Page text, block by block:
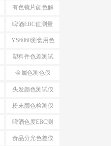
方案
有色镜片颜色解
决方案
啤酒EBC值测量
YS6060测食用色
素颜色
塑料件色差测试
仪
金属色测色仪
头发颜色测试仪
粉末颜色检测仪
啤酒色度EBC测
量仪
食品分光色差仪